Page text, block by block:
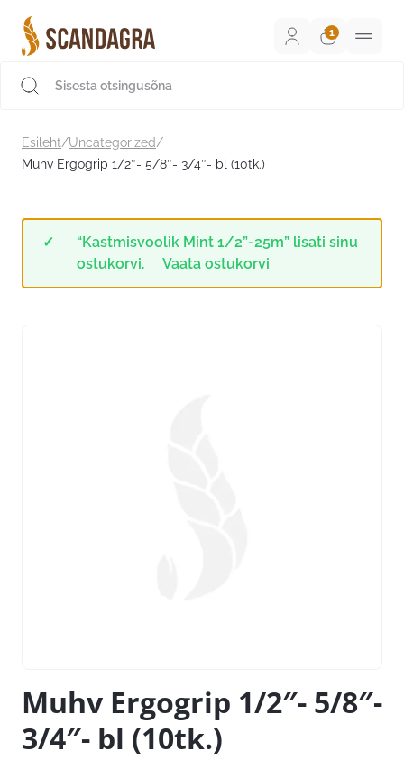
sisu
juurde
Esileht/Uncategorized/
Muhv Ergogrip 1/2″- 5/8″- 3/4″- bl (10tk.)
“Kastmisvoolik Mint 1/2”-25m” lisati sinu
ostukorvi.
Vaata ostukorvi
Muhv Ergogrip 1/2″- 5/8″-
3/4″- bl (10tk.)